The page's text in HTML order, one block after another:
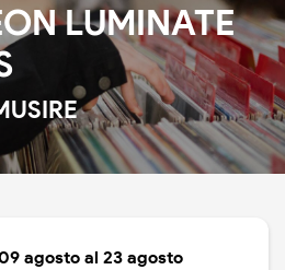
LUMINATE
agosto al 23 agosto